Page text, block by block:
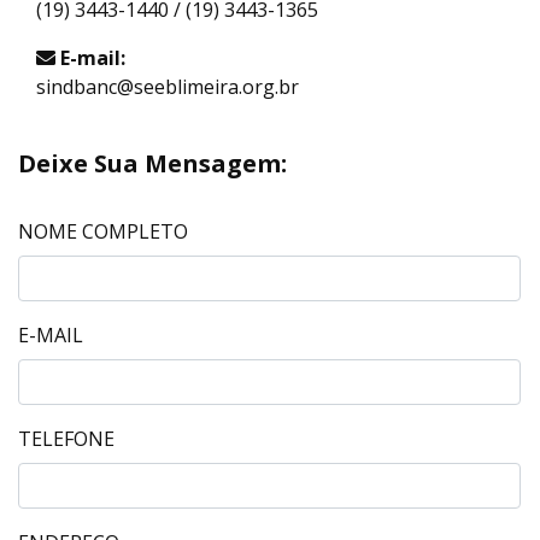
(19) 3443-1440 / (19) 3443-1365
E-mail:
sindbanc@seeblimeira.org.br
Deixe Sua Mensagem:
NOME COMPLETO
E-MAIL
TELEFONE